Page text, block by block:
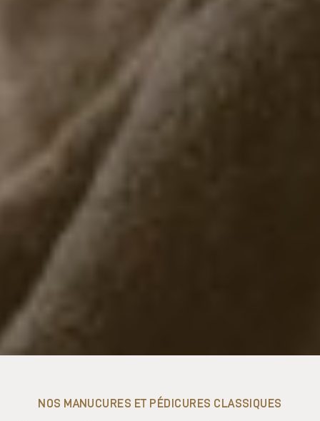
NOS MANUCURES ET PÉDICURES CLASSIQUES